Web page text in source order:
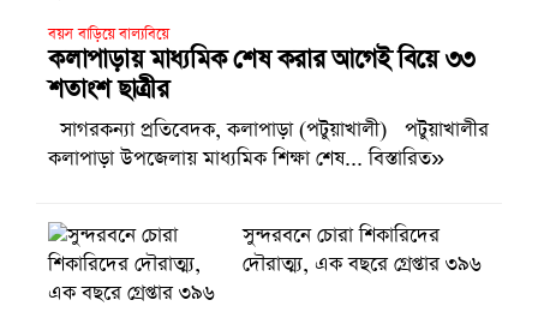
কলাপাড়ায় মাধ্যমিক শেষ করার আগেই বিয়ে ৩৩
শতাংশ ছাত্রীর
সাগরকন্যা প্রতিবেদক, কলাপাড়া (পটুয়াখালী) পটুয়াখালীর
কলাপাড়া উপজেলায় মাধ্যমিক শিক্ষা শেষ... বিস্তারিত»
সুন্দরবনে চোরা শিকারিদের
দৌরাত্ম্য, এক বছরে গ্রেপ্তার ৩৯৬